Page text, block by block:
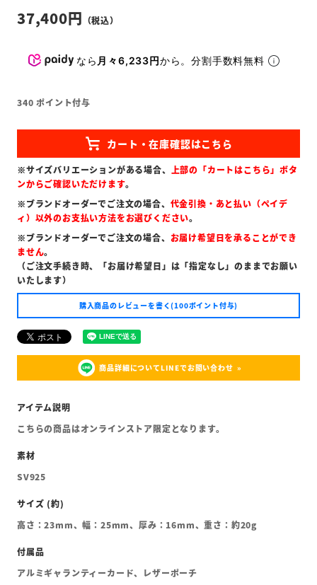
37,400
なら 月々6,233円から。分割手数料無料
340 ポイント付与
※サイズバリエーションがある場合、 上部の「カートはこちら」ボタ
ンからご確認いただけます。
※ブランドオーダーでご注文の場合、 代金引換・あと払い（ペイデ
ィ）以外のお支払い方法をお選びください。
※ブランドオーダーでご注文の場合、 お届け希望日を承ることができ
ません。
（ご注文手続き時、「お届け希望日」は「指定なし」のままでお願い
いたします）
購入商品のレビューを書く(100ポイント付与)
商品詳細についてLINEでお問い合わせ
こちらの商品はオンラインストア限定となります。
SV925
高さ：23mm、幅：25mm、厚み：16mm、重さ：約20g
アルミギャランティーカード、レザーポーチ